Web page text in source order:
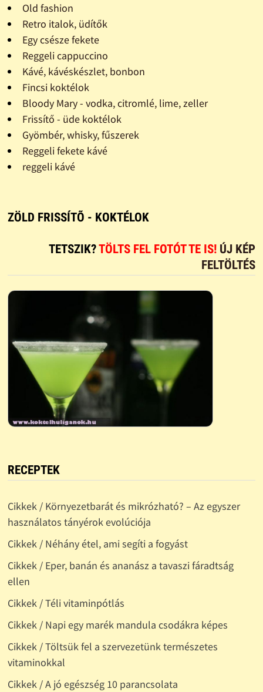
Old fashion
Retro italok, üdítők
Egy csésze fekete
Reggeli cappuccino
Kávé, kávéskészlet, bonbon
Fincsi koktélok
Bloody Mary - vodka, citromlé, lime, zeller
Frissítő - üde koktélok
Gyömbér, whisky, fűszerek
Reggeli fekete kávé
reggeli kávé
ZÖLD FRISSÍTÕ - KOKTÉLOK
TETSZIK?TÖLTS FEL FOTÓT TE IS! ÚJ KÉP
FELTÖLTÉS
RECEPTEK
Cikkek / Környezetbarát és mikrózható? – Az egyszer
használatos tányérok evolúciója
Cikkek / Néhány étel, ami segíti a fogyást
Cikkek / Eper, banán és ananász a tavaszi fáradtság
ellen
Cikkek / Téli vitaminpótlás
Cikkek / Napi egy marék mandula csodákra képes
Cikkek / Töltsük fel a szervezetünk természetes
vitaminokkal
Cikkek / A jó egészség 10 parancsolata